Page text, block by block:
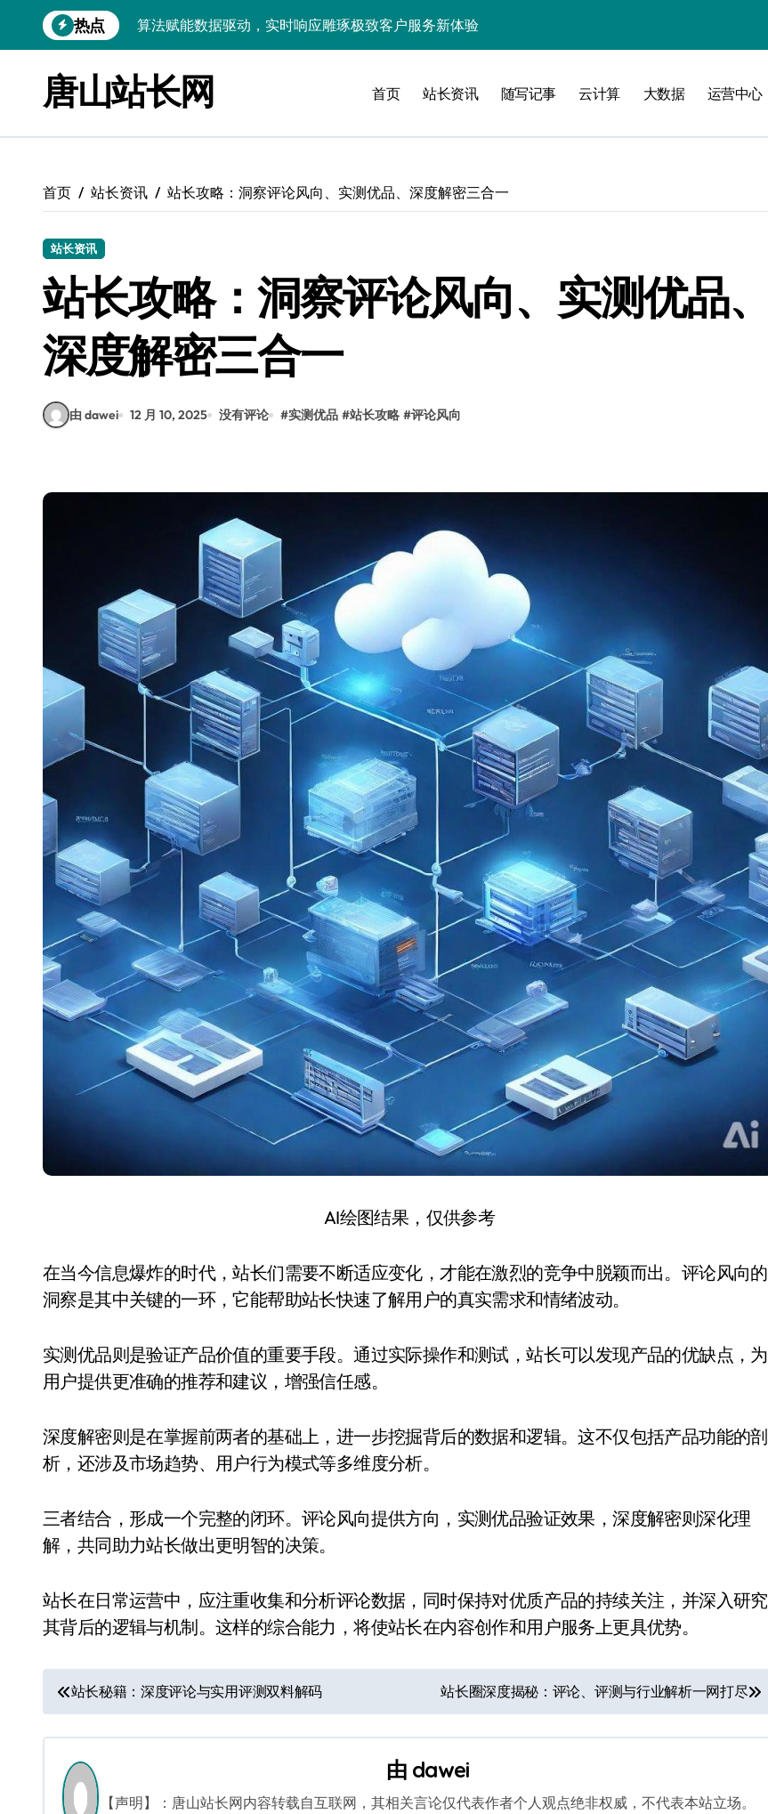
到
热点
技术护航：Android大数据引擎，实时处理引领数据流新纪元
技术破局：实时引擎赋能数据洪流，重塑大数据处理新科技
大数据架构下实时引擎优化：技术革新驱动数据处理效能跃升
大数据赋能运维：实时处理提效，精准调控信息流
Go语言赋能大数据：实时引擎构建与科技驱动的性能优化术
数据引擎科技赋能：实时处理驱动效能实现飞跃增长
唐山站长网 首页 站长资讯 随写记事 云计算 大数据 运营中心
首页 站长资讯 站长攻略：洞察评论风向、实测优品、深度解密三合一
站长资讯
站长攻略：洞察评论风向、实测优品、
深度解密三合一
由 dawei 12 月 10, 2025 没有评论 #实测优品 #站长攻略 #评论风向
AI绘图结果，仅供参考
在当今信息爆炸的时代，站长们需要不断适应变化，才能在激烈的竞争中脱颖而出。评论风向的
洞察是其中关键的一环，它能帮助站长快速了解用户的真实需求和情绪波动。
实测优品则是验证产品价值的重要手段。通过实际操作和测试，站长可以发现产品的优缺点，为
用户提供更准确的推荐和建议，增强信任感。
深度解密则是在掌握前两者的基础上，进一步挖掘背后的数据和逻辑。这不仅包括产品功能的剖
析，还涉及市场趋势、用户行为模式等多维度分析。
三者结合，形成一个完整的闭环。评论风向提供方向，实测优品验证效果，深度解密则深化理
解，共同助力站长做出更明智的决策。
站长在日常运营中，应注重收集和分析评论数据，同时保持对优质产品的持续关注，并深入研究
其背后的逻辑与机制。这样的综合能力，将使站长在内容创作和用户服务上更具优势。
文
章
导
航
站长秘籍：深度评论与实用评测双料解码 站长圈深度揭秘：评论、评测与行业解析一网打尽
由 dawei
【声明】：唐山站长网内容转载自互联网，其相关言论仅代表作者个人观点绝非权威，不代表本站立场。